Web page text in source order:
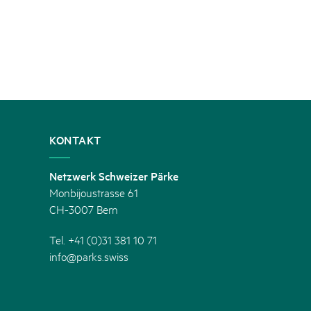
KONTAKT
Netzwerk Schweizer Pärke
Monbijoustrasse 61
CH-3007 Bern
Tel. +41 (0)31 381 10 71
info@parks.swiss